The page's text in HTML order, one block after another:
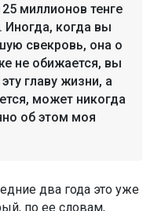
миллионов тенге
когда вы
свекровь, она о
не обижается, вы
главу жизни, а
может никогда
об этом моя
два года это уже
по ее словам,